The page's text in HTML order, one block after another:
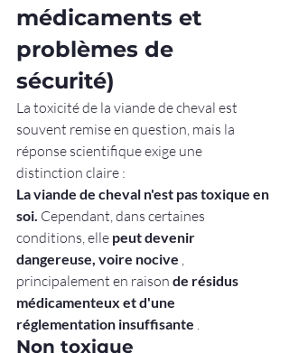
médicaments et
problèmes de
sécurité)
La toxicité de la viande de cheval est
souvent remise en question, mais la
réponse scientifique exige une
distinction claire :
La viande de cheval n'est pas toxique en
soi. Cependant, dans certaines
conditions, elle peut devenir
dangereuse, voire nocive
principalement en raison de résidus
médicamenteux et d'une
réglementation insuffisante
Non toxique